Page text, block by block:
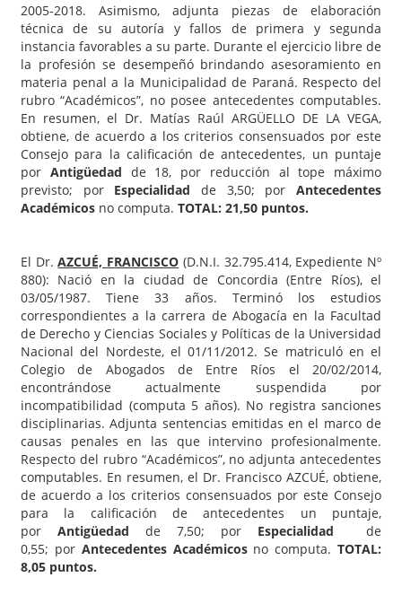
2005-2018. Asimismo, adjunta piezas de elaboración
técnica de su autoría y fallos de primera y segunda
instancia favorables a su parte. Durante el ejercicio libre de
la profesión se desempeñó brindando asesoramiento en
materia penal a la Municipalidad de Paraná. Respecto del
rubro “Académicos”, no posee antecedentes computables.
En resumen, el Dr. Matías Raúl ARGÜELLO DE LA VEGA,
obtiene, de acuerdo a los criterios consensuados por este
Consejo para la calificación de antecedentes, un puntaje
por Antigüedad de 18, por reducción al tope máximo
previsto; por Especialidad de 3,50; porAntecedentes
Académicos no computa. TOTAL: 21,50 puntos.
El Dr.AZCUÉ, FRANCISCO (D.N.I. 32.795.414, Expediente Nº
880): Nació en la ciudad de Concordia (Entre Ríos), el
03/05/1987. Tiene 33 años. Terminó los estudios
correspondientes a la carrera de Abogacía en la Facultad
de Derecho y Ciencias Sociales y Políticas de la Universidad
Nacional del Nordeste, el 01/11/2012. Se matriculó en el
Colegio de Abogados de Entre Ríos el 20/02/2014,
encontrándose actualmente suspendida por
incompatibilidad (computa 5 años). No registra sanciones
disciplinarias. Adjunta sentencias emitidas en el marco de
causas penales en las que intervino profesionalmente.
Respecto del rubro “Académicos”, no adjunta antecedentes
computables. En resumen, el Dr. Francisco AZCUÉ, obtiene,
de acuerdo a los criterios consensuados por este Consejo
para la calificación de antecedentes un puntaje,
por Antigüedad de 7,50; por Especialidad de
0,55; por Antecedentes Académicos no computa.TOTAL:
8,05 puntos.